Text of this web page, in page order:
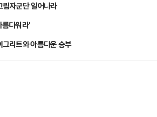
림자군단 일어나라
름다워라'
그리트와 아름다운 승부